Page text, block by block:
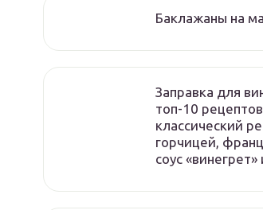
Баклажаны на
Заправка для
топ-10
классический
горчицей,
соус «винегрет»